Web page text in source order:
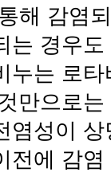
해 감염
는 경우
누는 로
만으로
염성이
전에 감염